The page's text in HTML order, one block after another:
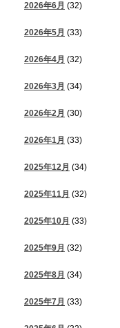
2026年6月 (32)
2026年5月 (33)
2026年4月 (32)
2026年3月 (34)
2026年2月 (30)
2026年1月 (33)
2025年12月 (34)
2025年11月 (32)
2025年10月 (33)
2025年9月 (32)
2025年8月 (34)
2025年7月 (33)